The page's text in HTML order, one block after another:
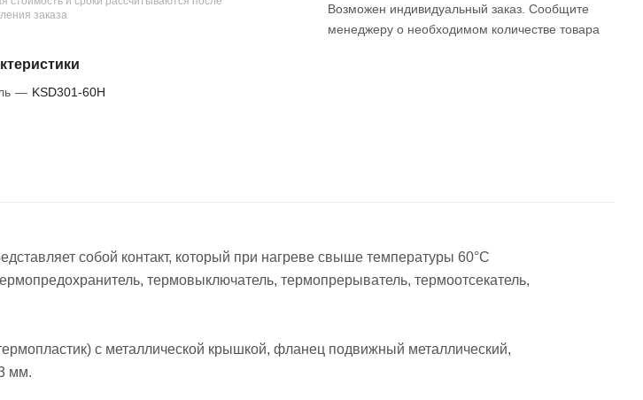
заказа
— KSD301-60H
Возможен индивидуальный заказ. Сообщите
менеджеру о необходимом количестве товара
собой контакт, который при нагреве свыше температуры 60°С
термовыключатель, термопрерыватель, термоотсекатель,
с металлической крышкой, фланец подвижный металлический,
мм.